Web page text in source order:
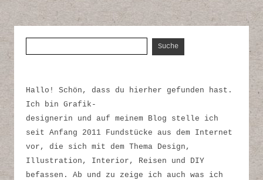
Hallo! Schön, dass du hierher gefunden hast.
Ich bin Grafik-
designerin und auf meinem Blog stelle ich
seit Anfang 2011 Fundstücke aus dem Internet
vor, die sich mit dem Thema Design,
Illustration, Interior, Reisen und DIY
befassen. Ab und zu zeige ich auch was ich